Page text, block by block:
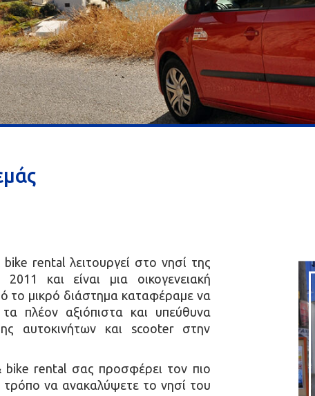
rental λειτουργεί στο νησί της
και είναι μια οικογενειακή
το μικρό διάστημα καταφέραμε να
πλέον αξιόπιστα και υπεύθυνα
αυτοκινήτων και scooter στην
bike rental σας προσφέρει τον πιο
να ανακαλύψετε το νησί του